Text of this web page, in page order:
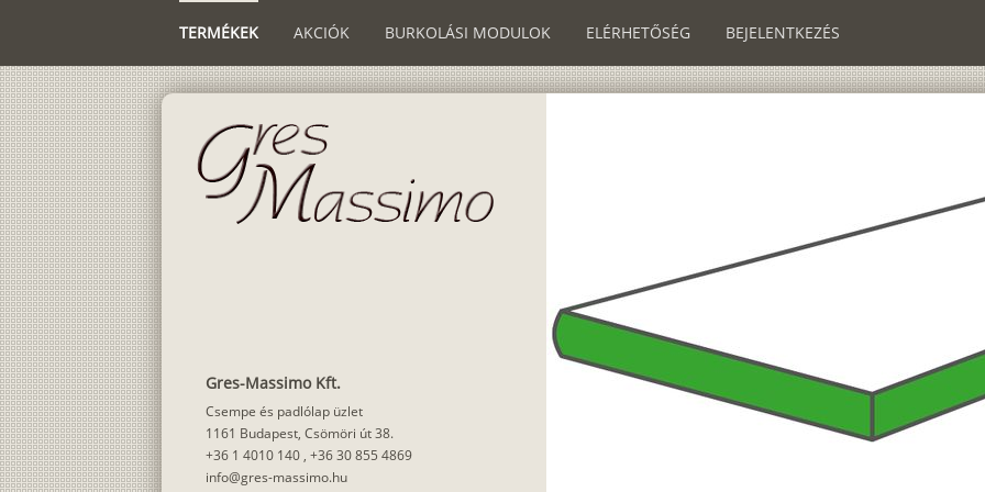
TERMÉKEK AKCIÓK BURKOLÁSI MODULOK ELÉRHETŐSÉG BEJELENTKEZÉS
Gres-Massimo Kft.
Csempe és padlólap üzlet
1161 Budapest, Csömöri út 38.
+36 1 4010 140 , +36 30 855 4869
info@gres-massimo.hu